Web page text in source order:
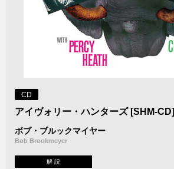
CD
アイヴォリー・ハンターズ [SHM-CD]
ボブ・ブルックマイヤー
Bob Brookmeyer
解 説